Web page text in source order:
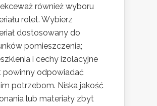
również wyboru
rolet. Wybierz
dostosowany do
pomieszczenia;
i cechy izolacyjne
powinny odpowiadać
potrzebom. Niska jakość
lub materiały zbyt